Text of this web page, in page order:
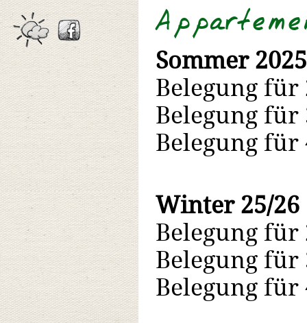
Sommer 2025
Belegung für
Belegung für
Belegung für
Winter 25/26
Belegung für
Belegung für
Belegung für